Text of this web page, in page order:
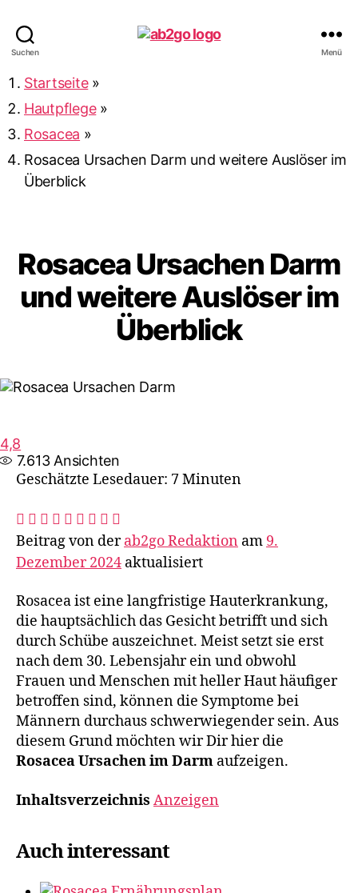
Suchen Menü
Startseite»
Hautpflege»
Rosacea »
Rosacea Ursachen Darm und weitere Auslöser im
Überblick
Rosacea Ursachen Darm
und weitere Auslöser im
Überblick
4,8
7.613Ansichten
Geschätzte Lesedauer: 7 Minuten
Beitrag von derab2go Redaktion am 9.
Dezember 2024 aktualisiert
Rosacea ist eine langfristige Hauterkrankung,
die hauptsächlich das Gesicht betrifft und sich
durch Schübe auszeichnet. Meist setzt sie erst
nach dem 30. Lebensjahr ein und obwohl
Frauen und Menschen mit heller Haut häufiger
betroffen sind, können die Symptome bei
Männern durchaus schwerwiegender sein. Aus
diesem Grund möchten wir Dir hier die
Rosacea Ursachen im Darm aufzeigen.
Inhaltsverzeichnis Anzeigen
Auch interessant